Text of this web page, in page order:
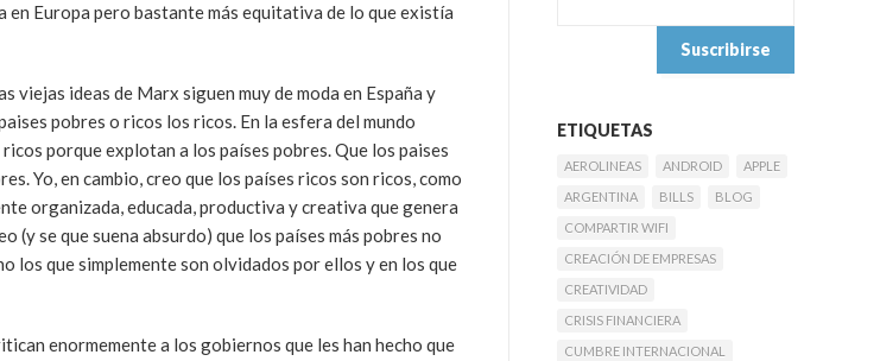
Europa pero bastante más equitativa de lo que existía
viejas ideas de Marx siguen muy de moda en España y
pobres o ricos los ricos. En la esfera del mundo
porque explotan a los países pobres. Que los paises
Yo, en cambio, creo que los países ricos son ricos, como
organizada, educada, productiva y creativa que genera
(y se que suena absurdo) que los países más pobres no
los que simplemente son olvidados por ellos y en los que
enormemente a los gobiernos que les han hecho que
ETIQUETAS
AEROLINEAS ANDROID
APPLE
ARGENTINA
BILLS
BLOG
COMPARTIR WIFI
CREACIÓN DE EMPRESAS
CREATIVIDAD
CRISIS FINANCIERA
CUMBRE INTERNACIONAL